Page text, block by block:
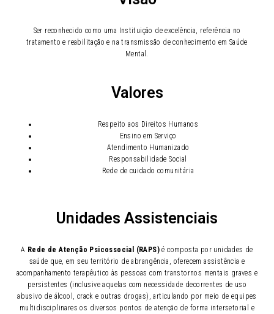
Ser reconhecido como uma Instituição de excelência, referência no
tratamento e reabilitação e na transmissão de conhecimento em Saúde
Mental.
Valores
Respeito aos Direitos Humanos
Ensino em Serviço
Atendimento Humanizado
Responsabilidade Social
Rede de cuidado comunitária
Unidades Assistenciais
A Rede de Atenção Psicossocial (RAPS) é composta por unidades de
saúde que, em seu território de abrangência, oferecem assistência e
acompanhamento terapêutico às pessoas com transtornos mentais graves e
persistentes (inclusive aquelas com necessidade decorrentes de uso
abusivo de álcool, crack e outras drogas), articulando por meio de equipes
multidisciplinares os diversos pontos de atenção de forma intersetorial e